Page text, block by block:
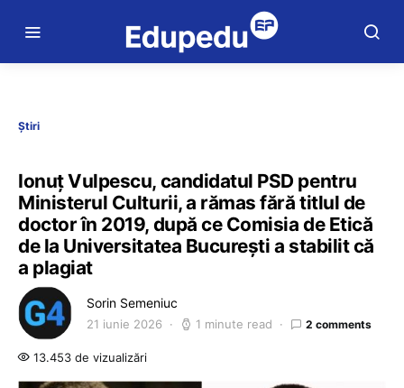
Știri
Ionuț Vulpescu, candidatul PSD pentru
Ministerul Culturii, a rămas fără titlul de
doctor în 2019, după ce Comisia de Etică
de la Universitatea București a stabilit că
a plagiat
Sorin Semeniuc
21 iunie 2026 1 minute read 2 comments
13.453 de vizualizări